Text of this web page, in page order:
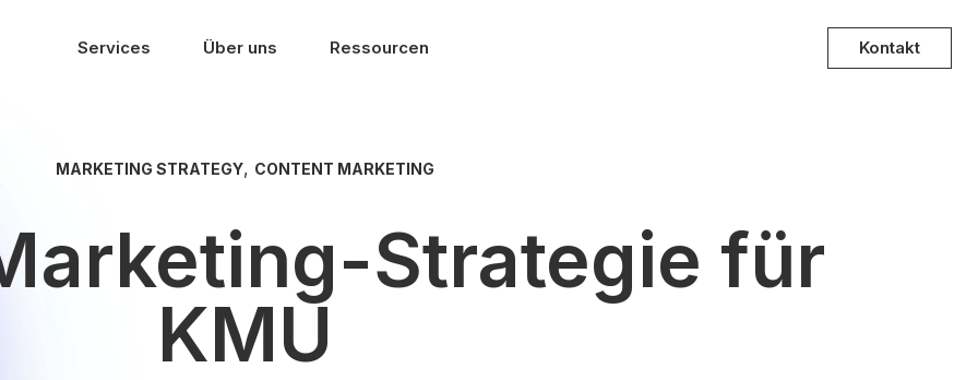
Services Über uns Ressourcen Kontakt
MARKETING STRATEGY, CONTENT MARKETING
Strategie für
KMU